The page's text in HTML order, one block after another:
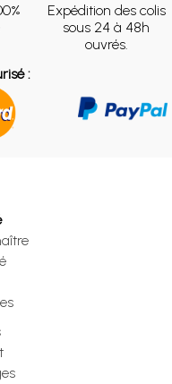
Expédition des colis
sous 24 à 48h
ouvrés.
: